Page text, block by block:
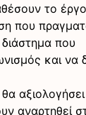
το έργο
που
που
και
θα
αναρτηθεί